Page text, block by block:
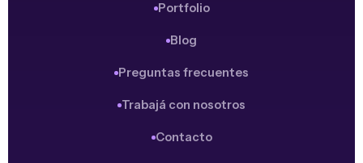
Portfolio
Blog
Preguntas frecuentes
Trabajá con nosotros
Contacto